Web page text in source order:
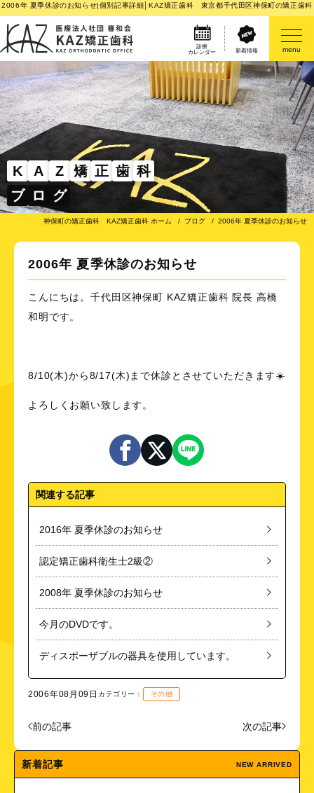
2006年 夏季休診のお知らせ|個別記事詳細│KAZ矯正歯科 東京都千代田区神保町の矯正歯科
診療
カレンダー
新着情報 menu
K A Z 矯 正 歯 科
ブ ロ グ
神保町の矯正歯科 KAZ矯正歯科 ホーム ブログ 2006年 夏季休診のお知らせ
2006年 夏季休診のお知らせ
こんにちは。千代田区神保町 KAZ矯正歯科 院長 高橋
和明です。
8/10(木)から8/17(木)まで休診とさせていただきます☀️
よろしくお願い致します。
関連する記事
2016年 夏季休診のお知らせ
認定矯正歯科衛生士2級②
2008年 夏季休診のお知らせ
今月のDVDです。
ディスポーザブルの器具を使用しています。
2006年08月09日 カテゴリー： その他
前の記事 次の記事
新着記事 NEW ARRIVED
医院案内
矯正歯科治療のご案内
矯正装置のご紹介
その他